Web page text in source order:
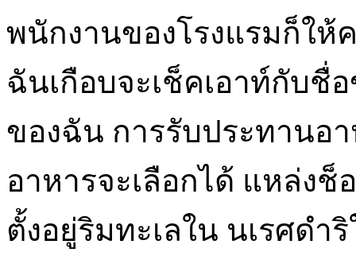
พนักงานของโรงแรมก็ให้
ฉันเกือบจะเช็คเอาท์กับชื่
ของฉัน การรับประทานอ
อาหารจะเลือกได้ แหล่ง
ตั้งอยู่ริมทะเลใน นเรศด